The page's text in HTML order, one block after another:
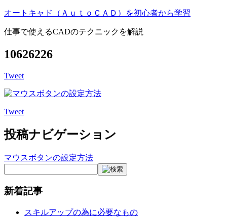
オートキャド（ＡｕｔｏＣＡＤ）を初心者から学習
仕事で使えるCADのテクニックを解説
10626226
Tweet
Tweet
投稿ナビゲーション
マウスボタンの設定方法
新着記事
スキルアップの為に必要なもの